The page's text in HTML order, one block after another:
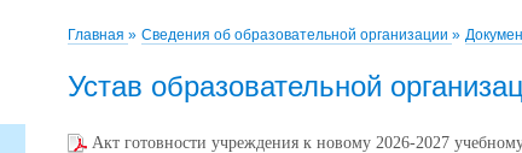
Главная » Сведения об образовательной организации »
Устав образовательной
Акт готовности учреждения к новому 2026-2027